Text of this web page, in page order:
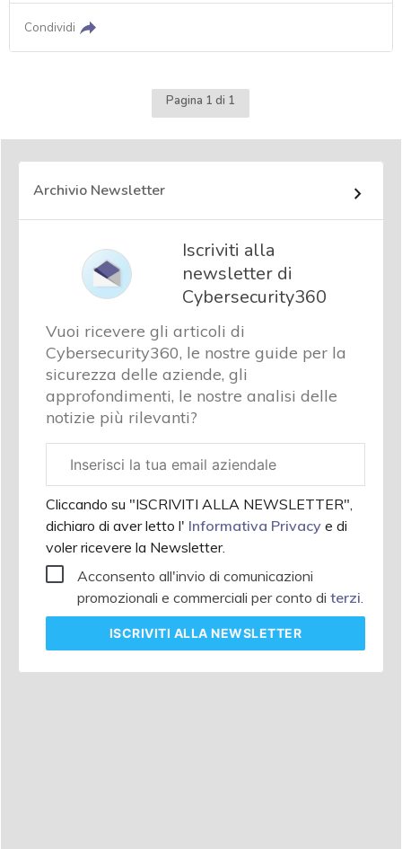
Condividi
Pagina 1 di 1
Archivio Newsletter
Iscriviti alla
newsletter di
Cybersecurity360
Vuoi ricevere gli articoli di
Cybersecurity360, le nostre guide per la
sicurezza delle aziende, gli
approfondimenti, le nostre analisi delle
notizie più rilevanti?
aziendale
Cliccando su "ISCRIVITI ALLA NEWSLETTER",
dichiaro di aver letto l' Informativa Privacy e di
voler ricevere la Newsletter.
Acconsento all'invio di comunicazioni
promozionali e commerciali per conto di terzi.
ISCRIVITI ALLA NEWSLETTER